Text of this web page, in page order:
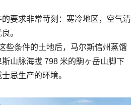
要求非常苛刻：寒冷地区，空气清
。
些条件的土地后，马尔斯信州蒸馏
山脉海拔 798 米的駒ヶ岳山脚下
忌生产的环境。